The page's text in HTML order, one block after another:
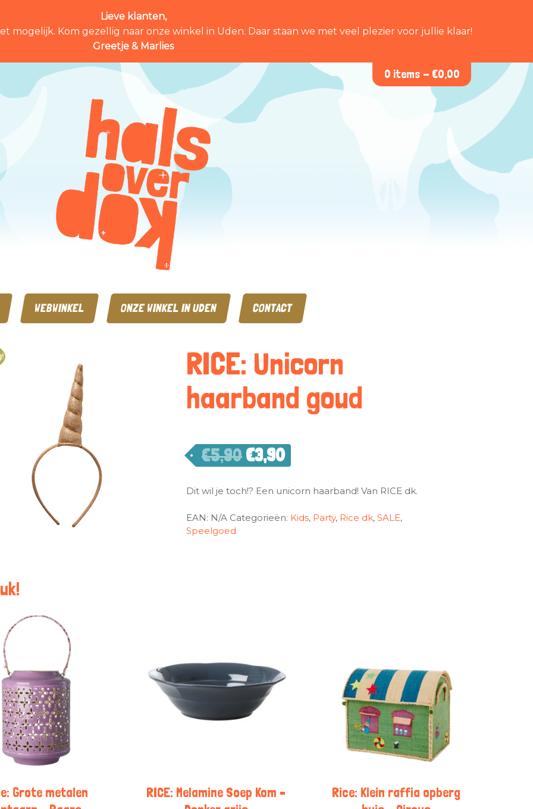
Lieve klanten,
mogelijk. Kom gezellig naar onze winkel in Uden. Daar staan we met veel plezier voor jullie klaar!
Greetje & Marlies
0 items - €0,00
WEBWINKEL ONZE WINKEL IN UDEN CONTACT
RICE: Unicorn
haarband goud
€5,90 €3,90
Dit wil je toch!? Een unicorn haarband! Van RICE dk.
EAN: N/A Categorieën: Kids, Party, Rice dk, SALE,
Speelgoed
Grote metalen
RICE: Melamine Soep Kom –
Rice: Klein raffia opberg